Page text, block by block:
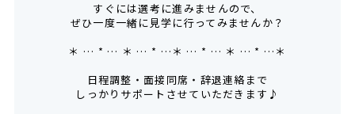
すぐには選考に進みませんので、
ぜひ一度一緒に見学に行ってみませんか？
＊ … * … ＊ … * …＊ … * … ＊ … * …＊
日程調整・面接同席・辞退連絡まで
しっかりサポートさせていただきます♪